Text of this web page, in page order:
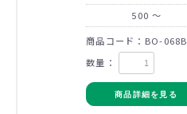
500 ～
商品コード：BO-068B
数量：
商品詳細を見る